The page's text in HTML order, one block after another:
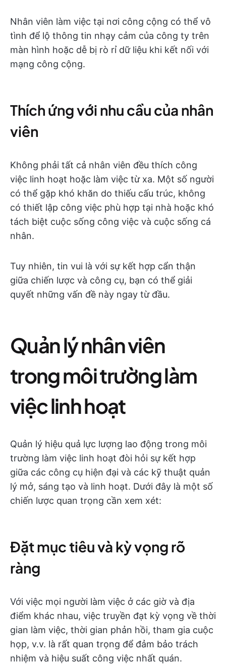
Nhân viên làm việc tại nơi công cộng có thể vô
tình để lộ thông tin nhạy cảm của công ty trên
màn hình hoặc dễ bị rò rỉ dữ liệu khi kết nối với
mạng công cộng.
Thích ứng với nhu cầu của nhân
viên
Không phải tất cả nhân viên đều thích công
việc linh hoạt hoặc làm việc từ xa. Một số người
có thể gặp khó khăn do thiếu cấu trúc, không
có thiết lập công việc phù hợp tại nhà hoặc khó
tách biệt cuộc sống công việc và cuộc sống cá
nhân.
Tuy nhiên, tin vui là với sự kết hợp cẩn thận
giữa chiến lược và công cụ, bạn có thể giải
quyết những vấn đề này ngay từ đầu.
Quản lý nhân viên
trong môi trường làm
việc linh hoạt
Quản lý hiệu quả lực lượng lao động trong môi
trường làm việc linh hoạt đòi hỏi sự kết hợp
giữa các công cụ hiện đại và các kỹ thuật quản
lý mở, sáng tạo và linh hoạt. Dưới đây là một số
chiến lược quan trọng cần xem xét:
Đặt mục tiêu và kỳ vọng rõ
ràng
Với việc mọi người làm việc ở các giờ và địa
điểm khác nhau, việc truyền đạt kỳ vọng về thời
gian làm việc, thời gian phản hồi, tham gia cuộc
họp, v.v. là rất quan trọng để đảm bảo trách
nhiệm và hiệu suất công việc nhất quán.